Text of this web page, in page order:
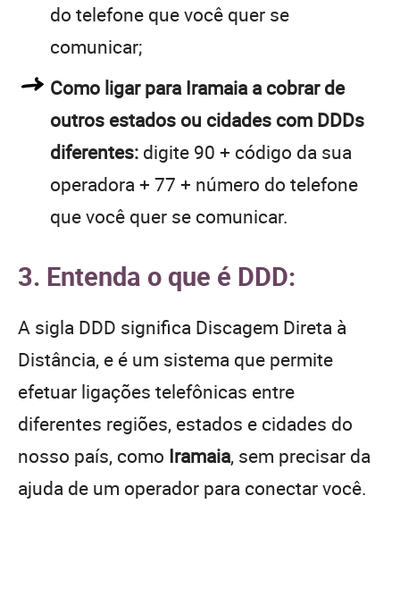
do telefone que você quer se
comunicar;
Como ligar para Iramaia a cobrar de
outros estados ou cidades com DDDs
diferentes: digite 90 + código da sua
operadora + 77 + número do telefone
que você quer se comunicar.
3. Entenda o que é DDD:
A sigla DDD significa Discagem Direta à
Distância, e é um sistema que permite
efetuar ligações telefônicas entre
diferentes regiões, estados e cidades do
nosso país, como Iramaia, sem precisar da
ajuda de um operador para conectar você.